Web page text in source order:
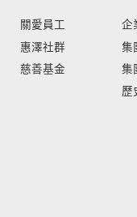
關愛員工
惠澤社群
慈善基金
企
集
集
歷